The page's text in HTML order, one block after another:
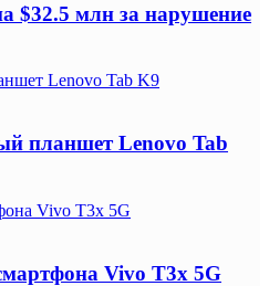
$32.5 млн за нарушение
Lenovo Tab K9
планшет Lenovo Tab
Vivo T3x 5G
Vivo T3x 5G